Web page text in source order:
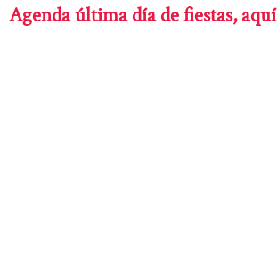
Agenda última día de fiestas, aquí